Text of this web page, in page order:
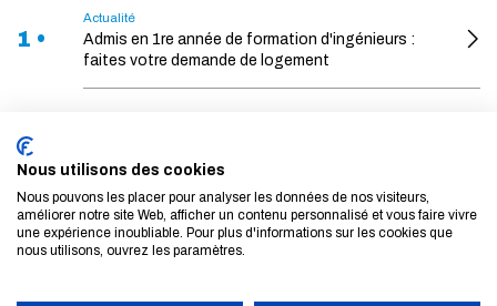
1 •
Actualité
Admis en 1re année de formation d'ingénieurs :
faites votre demande de logement
2 •
d'excellence à taille humaine !
3 • Actualité
Rentrée 2026-2027 : informations pratiques
Nous utilisons des cookies
Nous pouvons les placer pour analyser les données de nos visiteurs,
améliorer notre site Web, afficher un contenu personnalisé et vous faire vivre
une expérience inoubliable. Pour plus d'informations sur les cookies que
nous utilisons, ouvrez les paramètres.